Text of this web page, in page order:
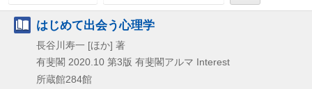
はじめて出会う心理学
長谷川寿一 [ほか] 著
有斐閣 2020.10 第3版 有斐閣アルマ Interest
所蔵館284館